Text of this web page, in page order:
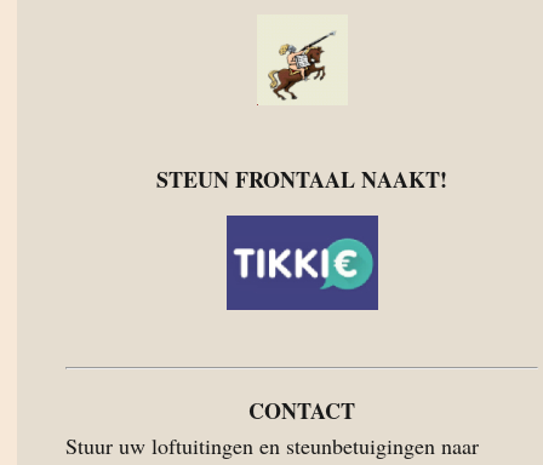
STEUN FRONTAAL NAAKT!
CONTACT
Stuur uw loftuitingen en steunbetuigingen naar